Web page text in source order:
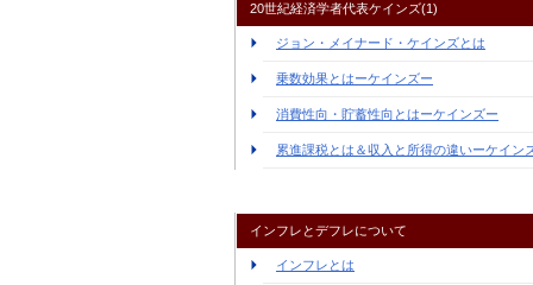
20世紀経済学者代表ケインズ(1)
ジョン・メイナード・ケインズとは
乗数効果とはーケインズー
消費性向・貯蓄性向とはーケインズー
累進課税とは＆収入と所得の違いーケイン
インフレとデフレについて
インフレとは